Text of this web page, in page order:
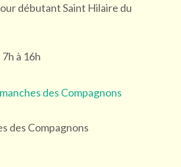
débutant Saint Hilaire du
à 16h
des Compagnons